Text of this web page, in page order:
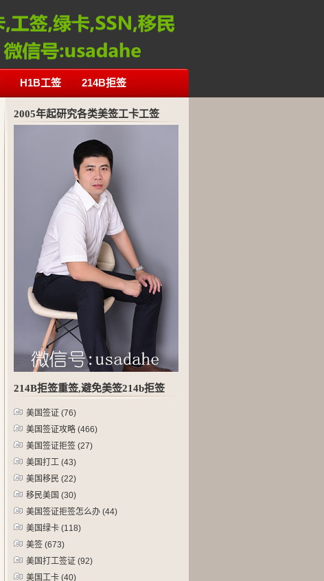
H1B工签 214B拒签
2005年起研究各类美签工卡工签
214B拒签重签,避免美签214b拒签
美国签证 (76)
美国签证攻略 (466)
美国签证拒签 (27)
美国打工 (43)
美国移民 (22)
移民美国 (30)
美国签证拒签怎么办 (44)
美国绿卡 (118)
美签 (673)
美国打工签证 (92)
美国工卡 (40)